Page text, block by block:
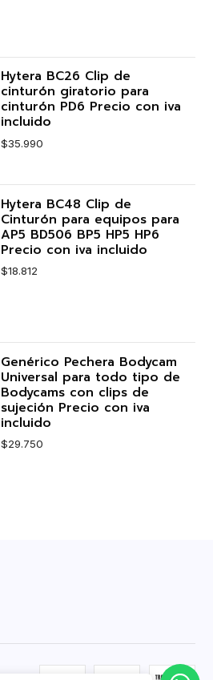
Hytera BC26 Clip de
cinturón giratorio para
cinturón PD6 Precio con iva
incluido
$35.990
Hytera BC48 Clip de
Cinturón para equipos para
AP5 BD506 BP5 HP5 HP6
Precio con iva incluido
$18.812
Genérico Pechera Bodycam
Universal para todo tipo de
Bodycams con clips de
sujeción Precio con iva
incluido
$29.750